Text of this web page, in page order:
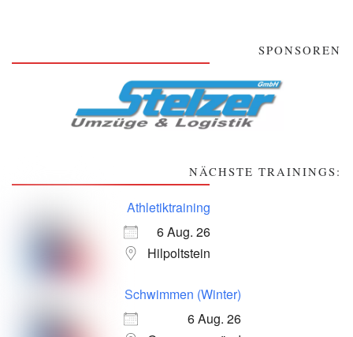
SPONSOREN
NÄCHSTE TRAININGS:
Athletiktraining
6 Aug. 26
Hilpoltstein
Schwimmen (Winter)
6 Aug. 26